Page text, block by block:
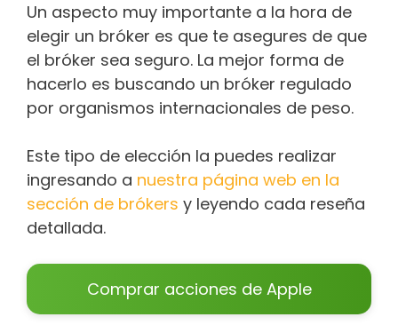
Un aspecto muy importante a la hora de
elegir un bróker es que te asegures de que
el bróker sea seguro. La mejor forma de
hacerlo es buscando un bróker regulado
por organismos internacionales de peso.
Este tipo de elección la puedes realizar
ingresando a nuestra página web en la
sección de brókers y leyendo cada reseña
detallada.
Comprar acciones de Apple